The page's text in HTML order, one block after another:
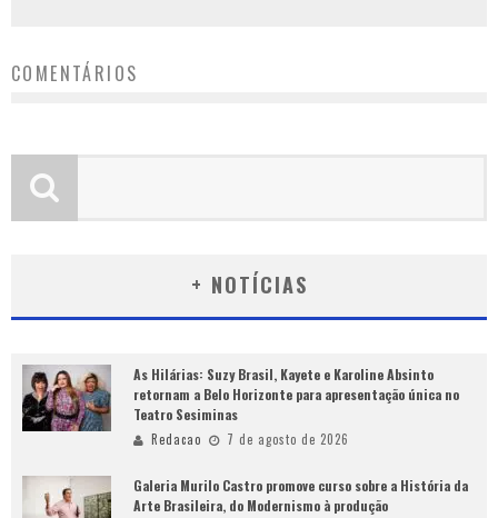
COMENTÁRIOS
+ NOTÍCIAS
As Hilárias: Suzy Brasil, Kayete e Karoline Absinto
retornam a Belo Horizonte para apresentação única no
Teatro Sesiminas
Redacao 7 de agosto de 2026
Galeria Murilo Castro promove curso sobre a História da
Arte Brasileira, do Modernismo à produção